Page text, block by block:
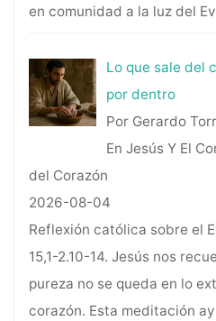
en comunidad a la luz del
Lo que sale del
por dentro
Por Gerardo
En Jesús Y El
del Corazón
2026-08-04
Reflexión católica sobre el
15,1-2.10-14. Jesús nos
pureza no se queda en lo
corazón. Esta meditación